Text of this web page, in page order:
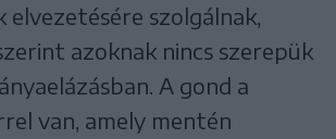
elvezetésére szolgálnak,
azoknak nincs szerepük
A gond a
van, amely mentén